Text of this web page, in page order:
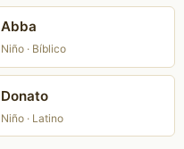
Abba
Niño · Bíblico
Donato
Niño · Latino